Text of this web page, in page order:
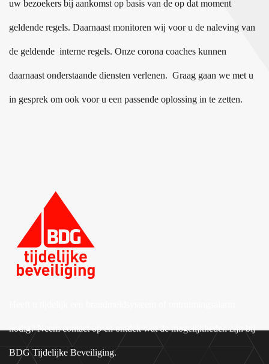
uw bezoekers bij aankomst op basis van de op dat moment
geldende regels. Daarnaast monitoren wij voor u de naleving van
de geldende interne regels. Onze corona coaches kunnen
daarnaast onderstaande diensten verlenen. Graag gaan we met u
in gesprek om ook voor u een passende oplossing in te zetten.
nodig? Neem contact op en ontdek wat de mogelijkheden zijn bij
BDG Tijdelijke Beveiliging.